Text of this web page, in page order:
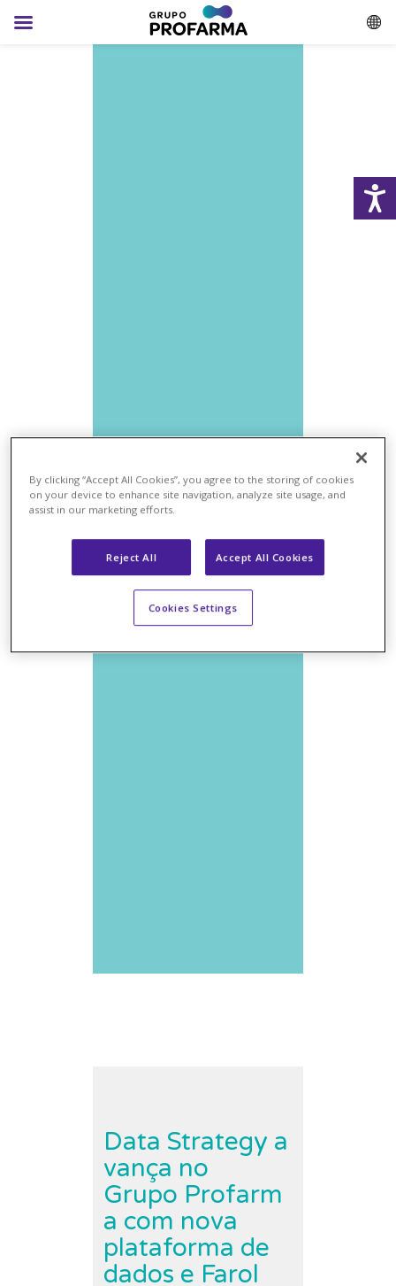
NOTÍCIAS
Data Strategy a
vança no
Grupo Profarm
a com nova
plataforma de
dados e Farol
By clicking “Accept All Cookies”, you agree to the storing of cookies
on your device to enhance site navigation, analyze site usage, and
assist in our marketing efforts.
Reject All Accept All Cookies
Cookies Settings